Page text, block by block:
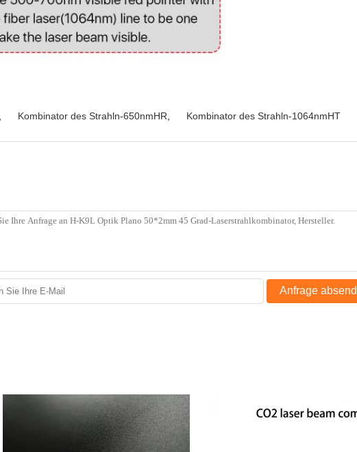
Kombinator des Strahln-650nmHR Kombinator des Strahln-1064nmHT
Anfrage